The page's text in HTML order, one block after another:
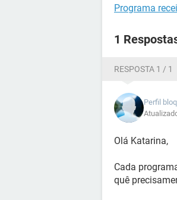
Programa
1
RESPOSTA 1 / 1
Perfil
Olá Katarina,
Cada
quê